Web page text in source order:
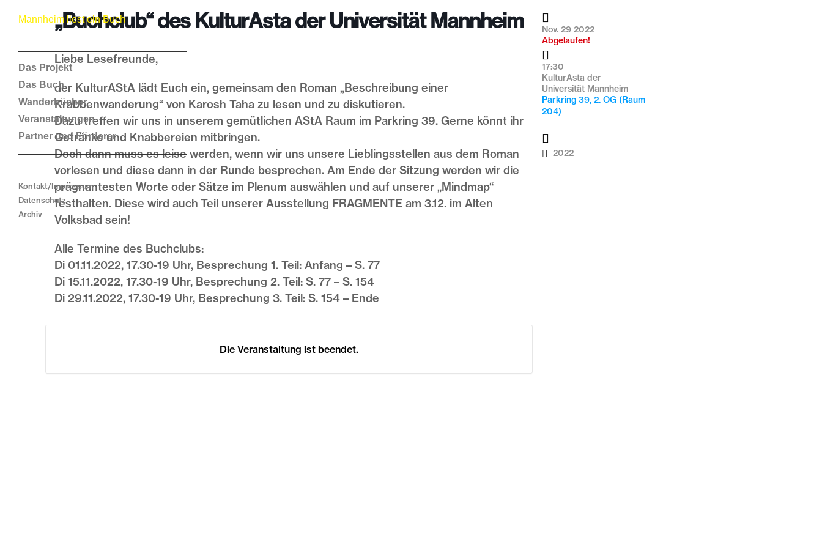
Mannheim liest ein Buch
Das Projekt
Das Buch
Wanderbücher
Veranstaltungen
Partner und Förderer
Kontakt/Impressum
Datenschutz
Archiv
„Buchclub“ des KulturAsta der Universität Mannheim
Liebe Lesefreunde,
der KulturAStA lädt Euch ein, gemeinsam den Roman „Beschreibung einer
Krabbenwanderung“ von Karosh Taha zu lesen und zu diskutieren.
Dazu treffen wir uns in unserem gemütlichen AStA Raum im Parkring 39. Gerne könnt ihr
Getränke und Knabbereien mitbringen.
Doch dann muss es leise werden, wenn wir uns unsere Lieblingsstellen aus dem Roman
vorlesen und diese dann in der Runde besprechen. Am Ende der Sitzung werden wir die
prägnantesten Worte oder Sätze im Plenum auswählen und auf unserer „Mindmap“
festhalten. Diese wird auch Teil unserer Ausstellung FRAGMENTE am 3.12. im Alten
Volksbad sein!
Alle Termine des Buchclubs:
Di 01.11.2022, 17.30-19 Uhr, Besprechung 1. Teil: Anfang – S. 77
Di 15.11.2022, 17.30-19 Uhr, Besprechung 2. Teil: S. 77 – S. 154
Di 29.11.2022, 17.30-19 Uhr, Besprechung 3. Teil: S. 154 – Ende
Die Veranstaltung ist beendet.
Nov. 29 2022
Abgelaufen!
17:30
KulturAsta der
Universität Mannheim
Parkring 39, 2. OG (Raum
204)
2022